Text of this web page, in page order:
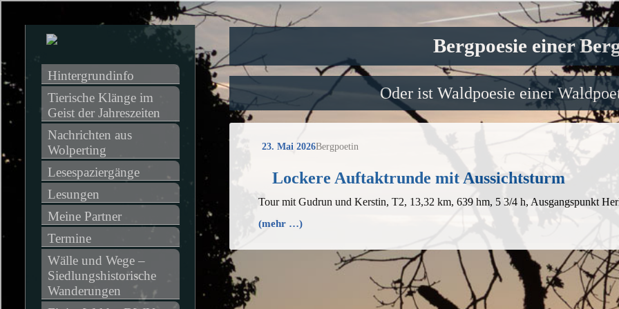
Bergpoesie einer
Oder ist Waldpoesie einer
23. Mai 2026Bergpoetin
Lockere Auftaktrunde mit Aussichtsturm
Tour mit Gudrun und Kerstin, T2, 13,32 km, 639 hm, 5 3/4 h, Ausgangspunkt
(mehr …)
Hintergrundinfo
Tierische Klänge im
Geist der Jahreszeiten
Nachrichten aus
Wolperting
Lesespaziergänge
Lesungen
Meine Partner
Termine
Wälle und Wege –
Siedlungshistorische
Wanderungen